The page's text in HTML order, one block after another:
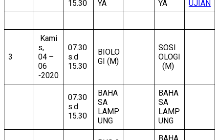
15.30
YA
YA
UJIAN
3
Kami
s,
04 –
06
-2020
07.30
s.d
15.30
BIOLO
GI (M)
SOSI
OLOGI
(M)
07.30
s.d
15.30
BAHA
SA
LAMP
UNG
BAHA
SA
LAMP
UNG